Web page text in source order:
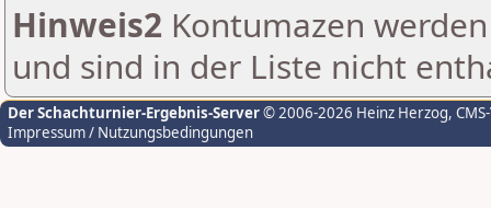
Hinweis2 Kontumazen
und sind in der Liste nicht
Der Schachturnier-Ergebnis-Server© 2006-2026 Heinz Herzog,
Impressum / Nutzungsbedingungen